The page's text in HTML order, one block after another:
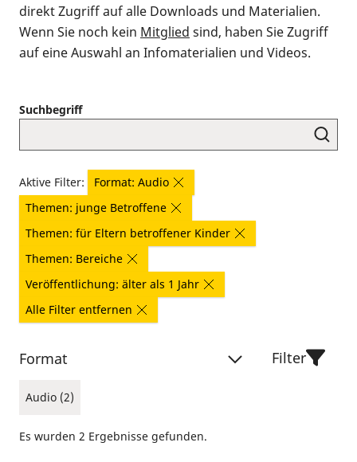
direkt Zugriff auf alle Downloads und Materialien.
Wenn Sie noch kein Mitglied sind, haben Sie Zugriff
auf eine Auswahl an Infomaterialien und Videos.
Suchbegriff
Aktive Filter:
Format: Audio
Themen: junge Betroffene
Themen: für Eltern betroffener Kinder
Themen: Bereiche
Veröffentlichung: älter als 1 Jahr
Alle Filter entfernen
Format
Audio (2)
Filter
Es wurden 2 Ergebnisse gefunden.